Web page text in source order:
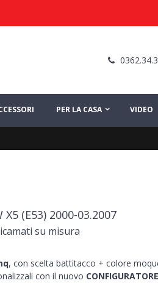
PER LA CASA VIDEO
(E53) 2000-03.2007
su misura
, con scelta battitacco + colore
con il nuovo CONFIGURATORE